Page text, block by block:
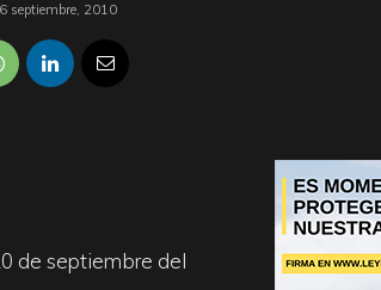
septiembre, 2010
de septiembre del